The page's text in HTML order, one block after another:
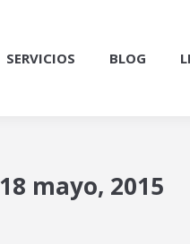
SERVICIOS BLOG
18 mayo, 2015